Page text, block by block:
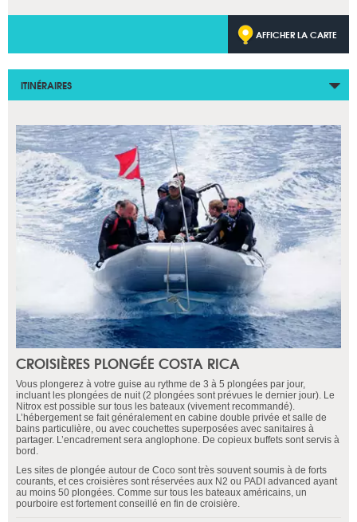
AFFICHER LA CARTE
ITINÉRAIRES
CROISIÈRES PLONGÉE COSTA RICA
Vous plongerez à votre guise au rythme de 3 à 5 plongées par jour,
incluant les plongées de nuit (2 plongées sont prévues le dernier jour). Le
Nitrox est possible sur tous les bateaux (vivement recommandé).
L’hébergement se fait généralement en cabine double privée et salle de
bains particulière, ou avec couchettes superposées avec sanitaires à
partager. L’encadrement sera anglophone. De copieux buffets sont servis à
bord.
Les sites de plongée autour de Coco sont très souvent soumis à de forts
courants, et ces croisières sont réservées aux N2 ou PADI advanced ayant
au moins 50 plongées. Comme sur tous les bateaux américains, un
pourboire est fortement conseillé en fin de croisière.